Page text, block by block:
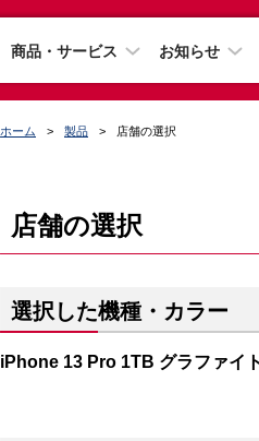
商品・サービス お知らせ
ホーム 製品 店舗の選択
店舗の選択
選択した機種・カラー
iPhone 13 Pro 1TB グラファイト